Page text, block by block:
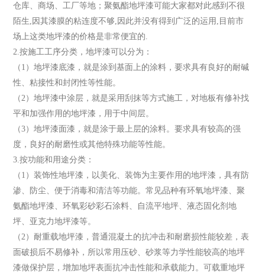
仓库、商场、工厂等地；聚氨酯地坪漆可能大家都对此感到不很
陌生,因其漆膜的粘连度不够,因此并没有得到广泛的运用,目前市
场上这类地坪漆的价格是非常便宜的.
2.按施工工序分类，地坪漆可以分为：
（1）地坪漆底漆，就是涂到基面上的涂料，要求具有良好的耐碱
性、粘接性和封闭性等性能。
（2）地坪漆中涂层，就是采用刮抹等方式施工，对地板有修补找
平和加强作用的地坪漆，用于中间层。
（3）地坪漆面漆，就是涂于最上层的涂料。要求具有较高的强
度，良好的耐磨性或其他特殊功能等性能。
3.按功能和用途分类：
（1）装饰性地坪漆，以美化、装饰为主要作用的地坪漆，具有防
渗、防尘、便于消毒和清洁等功能。常见品种有环氧地坪漆、聚
氨酯地坪漆、环氧彩砂彩石涂料、自流平地坪、液态固化剂地
坪、亚克力地坪漆等。
（2）耐重载地坪漆，普通混凝土的抗冲击和耐磨损性能较差，表
面破损后不易修补，所以常用压砂、砂浆等力学性能较高的地坪
漆做保护层，增加地坪表面抗冲击性能和承载能力。可载重地坪